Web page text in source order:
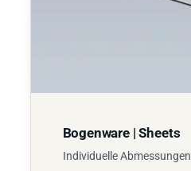
Bogenware | Sheets
Individuelle Abmessungen